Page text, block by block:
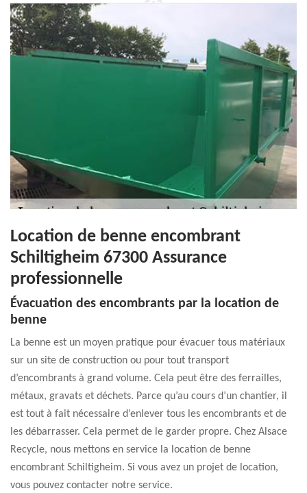
Location de benne encombrant
Schiltigheim 67300 Assurance
professionnelle
Évacuation des encombrants par la location de
benne
La benne est un moyen pratique pour évacuer tous matériaux
sur un site de construction ou pour tout transport
d’encombrants à grand volume. Cela peut être des ferrailles,
métaux, gravats et déchets. Parce qu’au cours d’un chantier, il
est tout à fait nécessaire d’enlever tous les encombrants et de
les débarrasser. Cela permet de le garder propre. Chez Alsace
Recycle, nous mettons en service la location de benne
encombrant Schiltigheim. Si vous avez un projet de location,
vous pouvez contacter notre service.